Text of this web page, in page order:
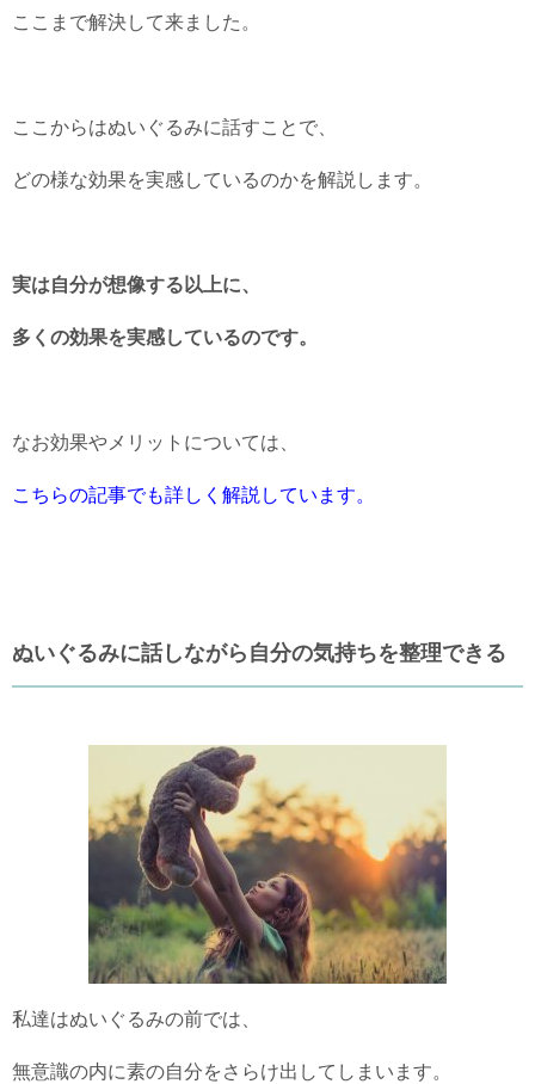
ここまで解決して来ました。
ここからはぬいぐるみに話すことで、
どの様な効果を実感しているのかを解説します。
実は自分が想像する以上に、
多くの効果を実感しているのです。
なお効果やメリットについては、
こちらの記事でも詳しく解説しています。
ぬいぐるみに話しながら自分の気持ちを整理できる
私達はぬいぐるみの前では、
無意識の内に素の自分をさらけ出してしまいます。